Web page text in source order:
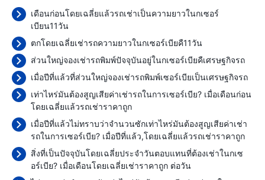
เดือนก่อนโดยเฉลี่ยแล้วรถเช่าเป็นความยาวในกเซอร์
เบียน11วัน
ตกโดยเฉลี่ยเช่ารถความยาวในกเซอร์เบียคื11วัน
ส่วนใหญ่จองเช่ารถพิมพ์ปัจจุบันอยู่ในกเซอร์เบียคืเศรษฐกิจรถ
เมื่อปีที่แล้วที่ส่วนใหญ่จองเช่ารถพิมพ์เซอร์เบียเป็นเศรษฐกิจรถ
เท่าไหร่มันต้องสูญเสียค่าเช่ารถในการเซอร์เบีย? เมื่อเดือนก่อน
โดยเฉลี่ยแล้วรถเช่าราคาถูก
เมื่อปีที่แล้วไม่ทราบว่าจำนวนซักเท่าไหร่มันต้องสูญเสียค่าเช่า
รถในการเซอร์เบีย? เมื่อปีที่แล้ว,โดยเฉลี่ยแล้วรถเช่าราคาถูก
สิ่งที่เป็นปัจจุบันโดยเฉลี่ยประจำวันตอบแทนที่ต้องเช่าในกเซ
อร์เบีย? เมื่อเดือนโดยเฉลี่ยเช่าราคาถูก ต่อวัน